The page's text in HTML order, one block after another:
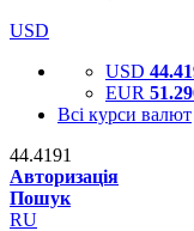
USD
USD
EUR
Всі курси валют
44.4191
Авторизація
Пошук
RU